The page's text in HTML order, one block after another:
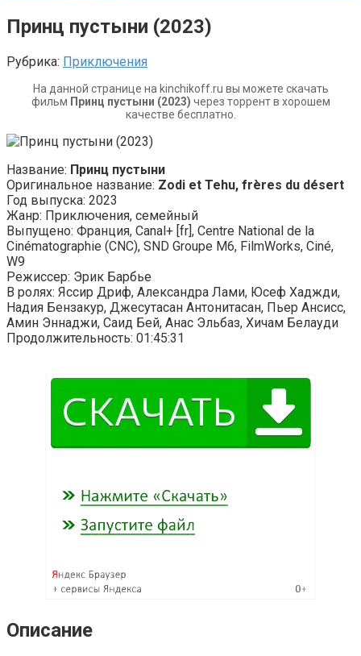
Принц пустыни (2023)
Рубрика: Приключения
На данной странице на kinchikoff.ru вы можете скачать
фильм Принц пустыни (2023) через торрент в хорошем
качестве бесплатно.
Название: Принц пустыни
Оригинальное название: Zodi et Tehu, frères du désert
Год выпуска: 2023
Жанр: Приключения, семейный
Выпущено: Франция, Canal+ [fr], Centre National de la
Cinématographie (CNC), SND Groupe M6, FilmWorks, Ciné,
W9
Режиссер: Эрик Барбье
В ролях: Яссир Дриф, Александра Лами, Юсеф Хаджди,
Надия Бензакур, Джесутасан Антонитасан, Пьер Ансисс,
Амин Эннаджи, Саид Бей, Анас Эльбаз, Хичам Белауди
Продолжительность: 01:45:31
Описание